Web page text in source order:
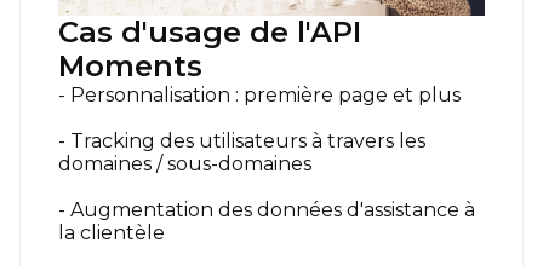
Cas d'usage de l'API
Moments
- Personnalisation : première page et plus
- Tracking des utilisateurs à travers les
domaines / sous-domaines
- Augmentation des données d'assistance à
la clientèle